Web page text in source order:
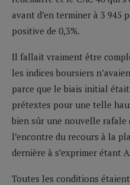
avant d’en terminer à 3 945
positive de 0,3%.
Il fallait vraiment être
les indices boursiers
parce que le biais initial
prétextes pour une telle
bien sûr une nouvelle rafale
l’encontre du recours à la
dernière à s’exprimer étant
Toutes les conditions